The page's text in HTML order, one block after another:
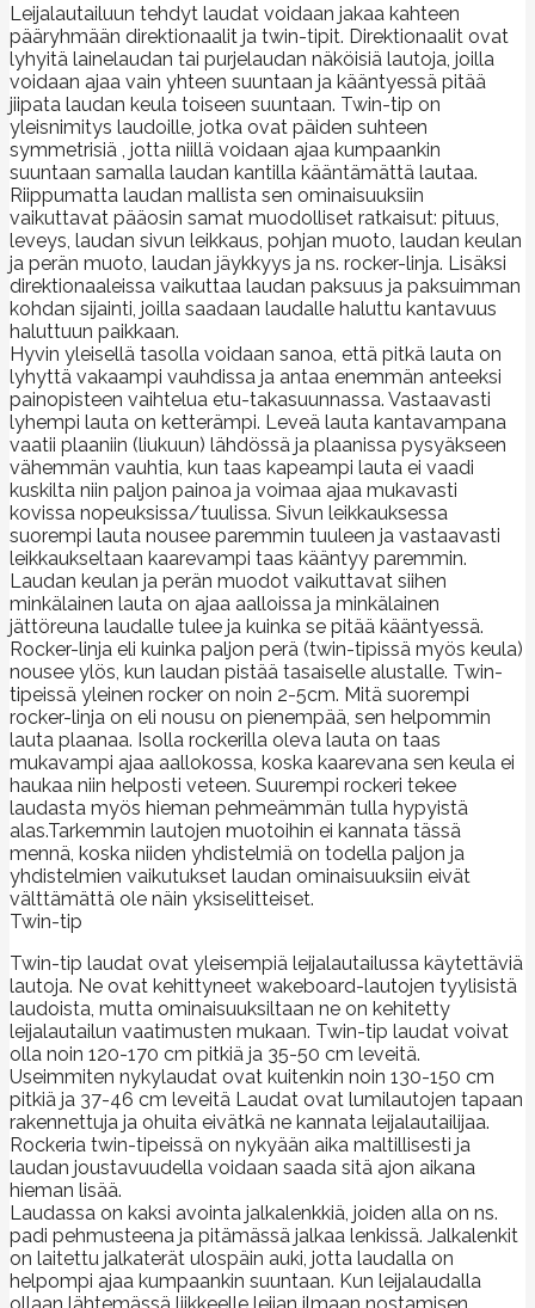
Leijalautailuun tehdyt laudat voidaan jakaa kahteen
pääryhmään direktionaalit ja twin-tipit. Direktionaalit ovat
lyhyitä lainelaudan tai purjelaudan näköisiä lautoja, joilla
voidaan ajaa vain yhteen suuntaan ja kääntyessä pitää
jiipata laudan keula toiseen suuntaan. Twin-tip on
yleisnimitys laudoille, jotka ovat päiden suhteen
symmetrisiä , jotta niillä voidaan ajaa kumpaankin
suuntaan samalla laudan kantilla kääntämättä lautaa.
Riippumatta laudan mallista sen ominaisuuksiin
vaikuttavat pääosin samat muodolliset ratkaisut: pituus,
leveys, laudan sivun leikkaus, pohjan muoto, laudan keulan
ja perän muoto, laudan jäykkyys ja ns. rocker-linja. Lisäksi
direktionaaleissa vaikuttaa laudan paksuus ja paksuimman
kohdan sijainti, joilla saadaan laudalle haluttu kantavuus
haluttuun paikkaan.
Hyvin yleisellä tasolla voidaan sanoa, että pitkä lauta on
lyhyttä vakaampi vauhdissa ja antaa enemmän anteeksi
painopisteen vaihtelua etu-takasuunnassa. Vastaavasti
lyhempi lauta on ketterämpi. Leveä lauta kantavampana
vaatii plaaniin (liukuun) lähdössä ja plaanissa pysyäkseen
vähemmän vauhtia, kun taas kapeampi lauta ei vaadi
kuskilta niin paljon painoa ja voimaa ajaa mukavasti
kovissa nopeuksissa/tuulissa. Sivun leikkauksessa
suorempi lauta nousee paremmin tuuleen ja vastaavasti
leikkaukseltaan kaarevampi taas kääntyy paremmin.
Laudan keulan ja perän muodot vaikuttavat siihen
minkälainen lauta on ajaa aalloissa ja minkälainen
jättöreuna laudalle tulee ja kuinka se pitää kääntyessä.
Rocker-linja eli kuinka paljon perä (twin-tipissä myös keula)
nousee ylös, kun laudan pistää tasaiselle alustalle. Twin-
tipeissä yleinen rocker on noin 2-5cm. Mitä suorempi
rocker-linja on eli nousu on pienempää, sen helpommin
lauta plaanaa. Isolla rockerilla oleva lauta on taas
mukavampi ajaa aallokossa, koska kaarevana sen keula ei
haukaa niin helposti veteen. Suurempi rockeri tekee
laudasta myös hieman pehmeämmän tulla hypyistä
alas.Tarkemmin lautojen muotoihin ei kannata tässä
mennä, koska niiden yhdistelmiä on todella paljon ja
yhdistelmien vaikutukset laudan ominaisuuksiin eivät
välttämättä ole näin yksiselitteiset.
Twin-tip
Twin-tip laudat ovat yleisempiä leijalautailussa käytettäviä
lautoja. Ne ovat kehittyneet wakeboard-lautojen tyylisistä
laudoista, mutta ominaisuuksiltaan ne on kehitetty
leijalautailun vaatimusten mukaan. Twin-tip laudat voivat
olla noin 120-170 cm pitkiä ja 35-50 cm leveitä.
Useimmiten nykylaudat ovat kuitenkin noin 130-150 cm
pitkiä ja 37-46 cm leveitä Laudat ovat lumilautojen tapaan
rakennettuja ja ohuita eivätkä ne kannata leijalautailijaa.
Rockeria twin-tipeissä on nykyään aika maltillisesti ja
laudan joustavuudella voidaan saada sitä ajon aikana
hieman lisää.
Laudassa on kaksi avointa jalkalenkkiä, joiden alla on ns.
padi pehmusteena ja pitämässä jalkaa lenkissä. Jalkalenkit
on laitettu jalkaterät ulospäin auki, jotta laudalla on
helpompi ajaa kumpaankin suuntaan. Kun leijalaudalla